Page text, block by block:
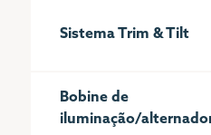
Sistema Trim & Tilt
Bobine de
iluminação/